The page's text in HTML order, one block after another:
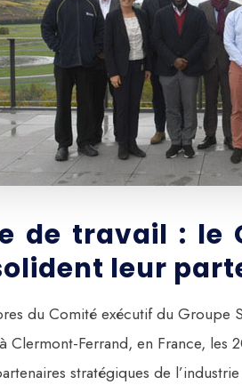
de travail : le
leur
du Comité exécutif du Groupe
Clermont-Ferrand, en France,
stratégiques de